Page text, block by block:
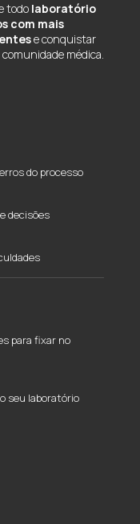
todo laboratório
com mais
e conquistar
médica.
do processo
decisões
para fixar no
seu laboratório